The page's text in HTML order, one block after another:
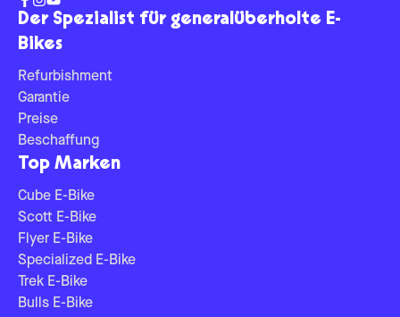
Der Spezialist für generalüberholte E-
Bikes
Refurbishment
Garantie
Preise
Beschaffung
Top Marken
Cube E-Bike
Scott E-Bike
Flyer E-Bike
Specialized E-Bike
Trek E-Bike
Bulls E-Bike